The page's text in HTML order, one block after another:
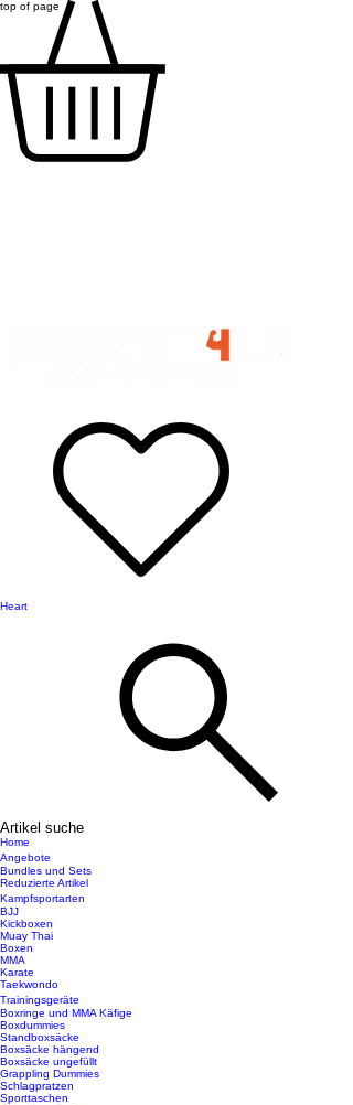
top of page
Heart
Artikel suche
Home
Angebote
Bundles und Sets
Reduzierte Artikel
Kampfsportarten
BJJ
Kickboxen
Muay Thai
Boxen
MMA
Karate
Taekwondo
Trainingsgeräte
Boxringe und MMA Käfige
Boxdummies
Standboxsäcke
Boxsäcke hängend
Boxsäcke ungefüllt
Grappling Dummies
Schlagpratzen
Sporttaschen